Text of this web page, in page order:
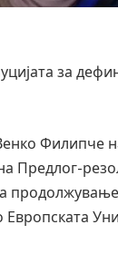
за
Филипче
Предлог-